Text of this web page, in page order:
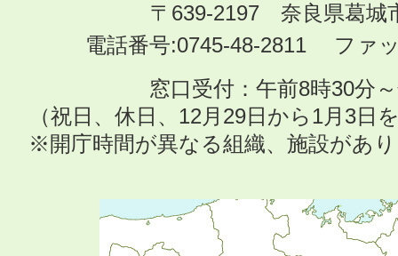
〒639-2197 奈良県葛城
電話番号:0745-48-2811 ファ
窓口受付：午前8時30分
（祝日、休日、12月29日から1月3日
※開庁時間が異なる組織、施設があ